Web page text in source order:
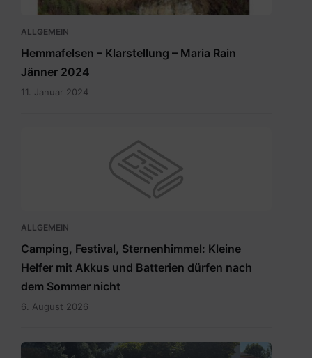
ALLGEMEIN
Hemmafelsen – Klarstellung – Maria Rain
Jänner 2024
11. Januar 2024
ALLGEMEIN
Camping, Festival, Sternenhimmel: Kleine
Helfer mit Akkus und Batterien dürfen nach
dem Sommer nicht
6. August 2026
RegionslaborSüdost.jpg